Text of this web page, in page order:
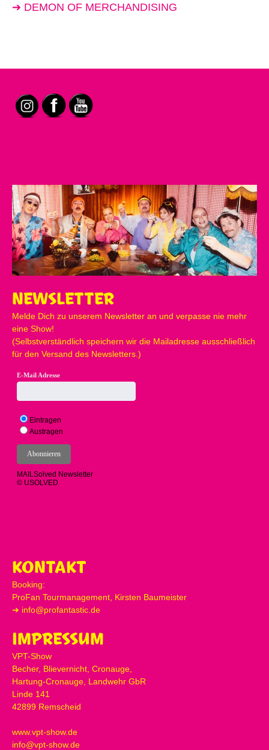
➔ DEMON OF MERCHANDISING
NEWSLETTER
Melde Dich zu unserem Newsletter an und verpasse nie mehr
eine Show!
(Selbstverständlich speichern wir die Mailadresse ausschließlich
für den Versand des Newsletters.)
KONTAKT
Booking:
ProFan Tourmanagement, Kirsten Baumeister
➔ info@profantastic.de
IMPRESSUM
VPT-Show
Becher, Blievernicht, Cronauge,
Hartung-Cronauge, Landwehr GbR
Linde 141
42899 Remscheid
www.vpt-show.de
info@vpt-show.de